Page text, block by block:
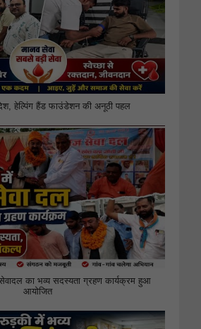
हेल्पिंग हैंड फाउंडेशन की अनूठी पहल
का भव्य सदस्यता ग्रहण कार्यक्रम हुआ
आयोजित